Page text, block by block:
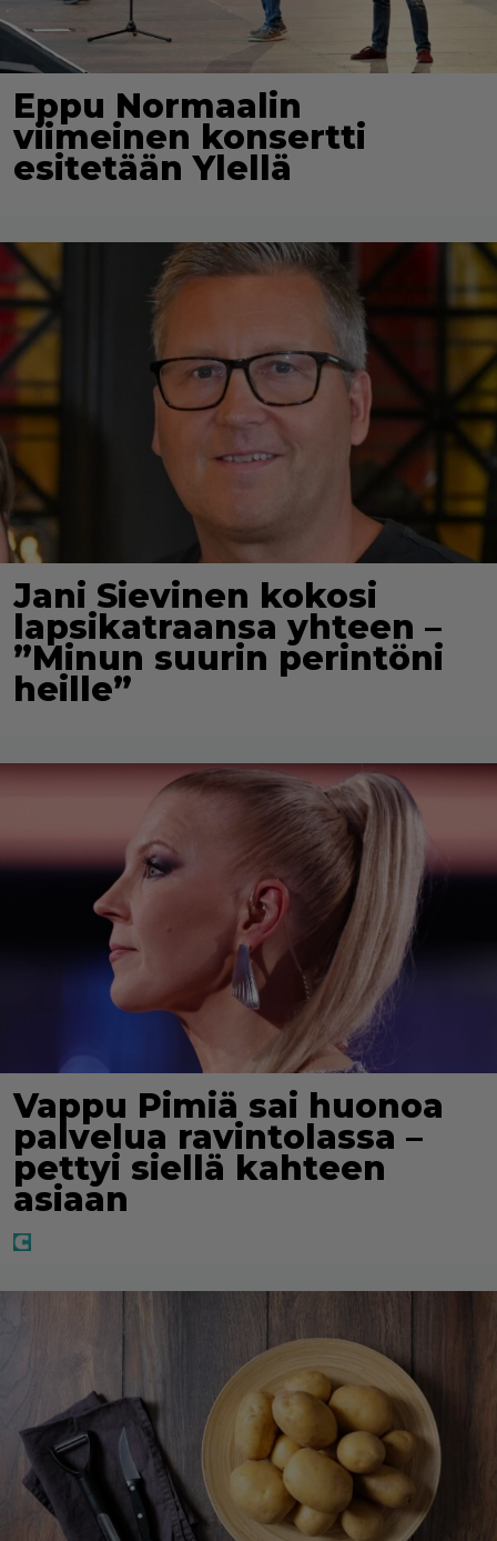
Eppu Normaalin
viimeinen konsertti
esitetään Ylellä
Jani Sievinen kokosi
lapsikatraansa yhteen –
”Minun suurin perintöni
heille”
Vappu Pimiä sai huonoa
palvelua ravintolassa –
pettyi siellä kahteen
asiaan